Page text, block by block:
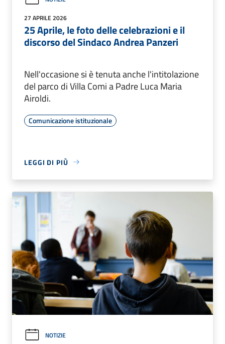
27 APRILE 2026
25 Aprile, le foto delle celebrazioni e il
discorso del Sindaco Andrea Panzeri
Nell'occasione si è tenuta anche l'intitolazione
del parco di Villa Comi a Padre Luca Maria
Airoldi.
Comunicazione istituzionale
LEGGI DI PIÙ
NOTIZIE